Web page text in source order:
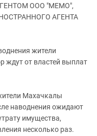
ПАЛЕСТИНУ
И ПРОТЕСТЫ
ООО "МЕМО",
АГЕНТА
жители
ждут от властей выплат
Махачкалы
наводнения ожидают
имущества,
несколько раз.